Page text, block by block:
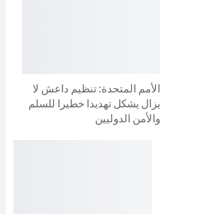
الأمم المتحدة: تنظيم داعش لا
يزال يشكل تهديدا خطيرا للسلم
والأمن الدوليين